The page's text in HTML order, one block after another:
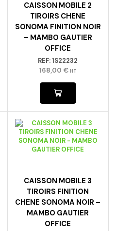
CAISSON MOBILE 2
TIROIRS CHENE
SONOMA FINITION NOIR
– MAMBO GAUTIER
OFFICE
REF:1S22232
168,00 € HT
CAISSON MOBILE 3
TIROIRS FINITION
CHENE SONOMA NOIR –
MAMBO GAUTIER
OFFICE